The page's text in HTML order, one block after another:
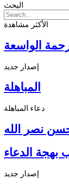
البحث
الأكثر مشاهدة
إصدار جديد
المباهلة
دعاء المباهلة
نصر الله
بهجة الدعاء
إصدار جديد